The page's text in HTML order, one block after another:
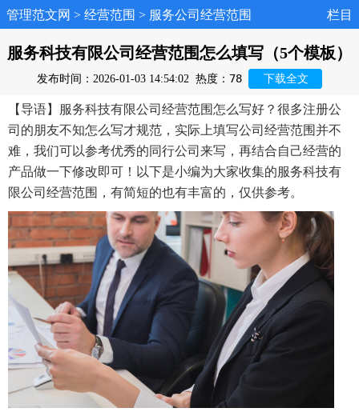
管理范文网 > 经营范围 > 服务公司经营范围 栏目
服务科技有限公司经营范围怎么填写（5个模板）
发布时间：2026-01-03 14:54:02 热度： 78 下载全文
【导语】服务科技有限公司经营范围怎么写好？很多注册公
司的朋友不知怎么写才规范，实际上填写公司经营范围并不
难，我们可以参考优秀的同行公司来写，再结合自己经营的
产品做一下修改即可！以下是小编为大家收集的服务科技有
限公司经营范围，有简短的也有丰富的，仅供参考。